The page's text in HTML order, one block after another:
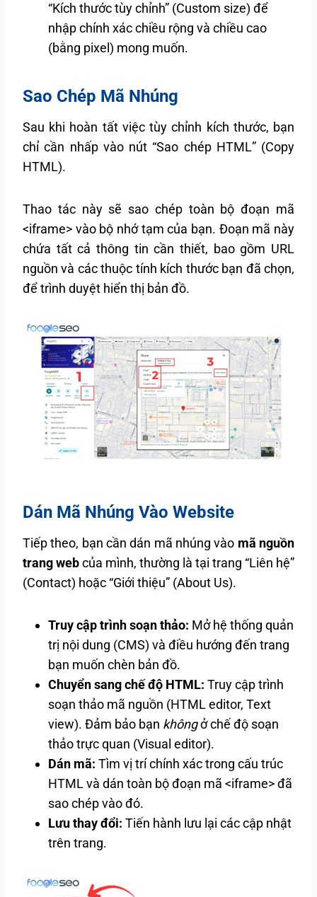
“Kích thước tùy chỉnh” (Custom size) để
nhập chính xác chiều rộng và chiều cao
(bằng pixel) mong muốn.
Sao Chép Mã Nhúng
Sau khi hoàn tất việc tùy chỉnh kích thước, bạn
chỉ cần nhấp vào nút “Sao chép HTML” (Copy
HTML).
Thao tác này sẽ sao chép toàn bộ đoạn mã
<iframe> vào bộ nhớ tạm của bạn. Đoạn mã này
chứa tất cả thông tin cần thiết, bao gồm URL
nguồn và các thuộc tính kích thước bạn đã chọn,
để trình duyệt hiển thị bản đồ.
Dán Mã Nhúng Vào Website
Tiếp theo, bạn cần dán mã nhúng vào mã nguồn
trang webcủa mình, thường là tại trang “Liên hệ”
(Contact) hoặc “Giới thiệu” (About Us).
Truy cập trình soạn thảo: Mở hệ thống quản
trị nội dung (CMS) và điều hướng đến trang
bạn muốn chèn bản đồ.
Chuyển sang chế độ HTML: Truy cập trình
soạn thảo mã nguồn (HTML editor, Text
view). Đảm bảo bạn khôngở chế độ soạn
thảo trực quan (Visual editor).
Dán mã: Tìm vị trí chính xác trong cấu trúc
HTML và dán toàn bộ đoạn mã <iframe> đã
sao chép vào đó.
Lưu thay đổi: Tiến hành lưu lại các cập nhật
trên trang.